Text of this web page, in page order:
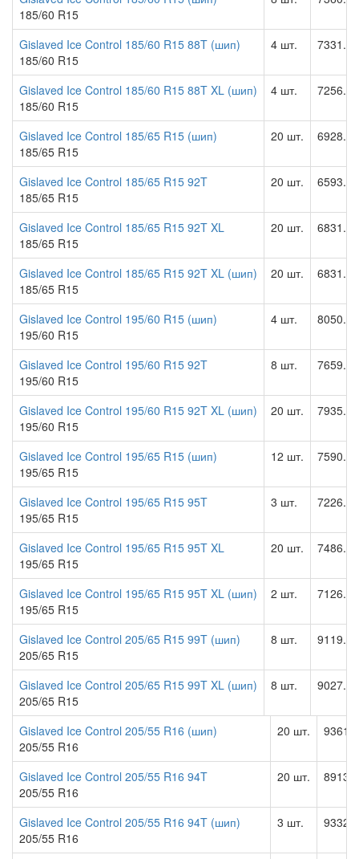
185/60 R15
Gislaved Ice Control 185/60 R15 88T (шип)
185/60 R15
4 шт.
Gislaved Ice Control 185/60 R15 88T XL (шип)
185/60 R15
4 шт.
Gislaved Ice Control 185/65 R15 (шип)
185/65 R15
20 шт.
Gislaved Ice Control 185/65 R15 92T
185/65 R15
20 шт.
Gislaved Ice Control 185/65 R15 92T XL
185/65 R15
20 шт.
Gislaved Ice Control 185/65 R15 92T XL (шип)
185/65 R15
20 шт.
Gislaved Ice Control 195/60 R15 (шип)
195/60 R15
4 шт.
Gislaved Ice Control 195/60 R15 92T
195/60 R15
8 шт.
Gislaved Ice Control 195/60 R15 92T XL (шип)
195/60 R15
20 шт.
Gislaved Ice Control 195/65 R15 (шип)
195/65 R15
12 шт.
Gislaved Ice Control 195/65 R15 95T
195/65 R15
3 шт.
Gislaved Ice Control 195/65 R15 95T XL
195/65 R15
20 шт.
Gislaved Ice Control 195/65 R15 95T XL (шип)
195/65 R15
2 шт.
Gislaved Ice Control 205/65 R15 99T (шип)
205/65 R15
8 шт.
Gislaved Ice Control 205/65 R15 99T XL (шип)
205/65 R15
8 шт.
Gislaved Ice Control 205/55 R16 (шип)
205/55 R16
20 шт.
Gislaved Ice Control 205/55 R16 94T
205/55 R16
20 шт.
Gislaved Ice Control 205/55 R16 94T (шип)
205/55 R16
3 шт.